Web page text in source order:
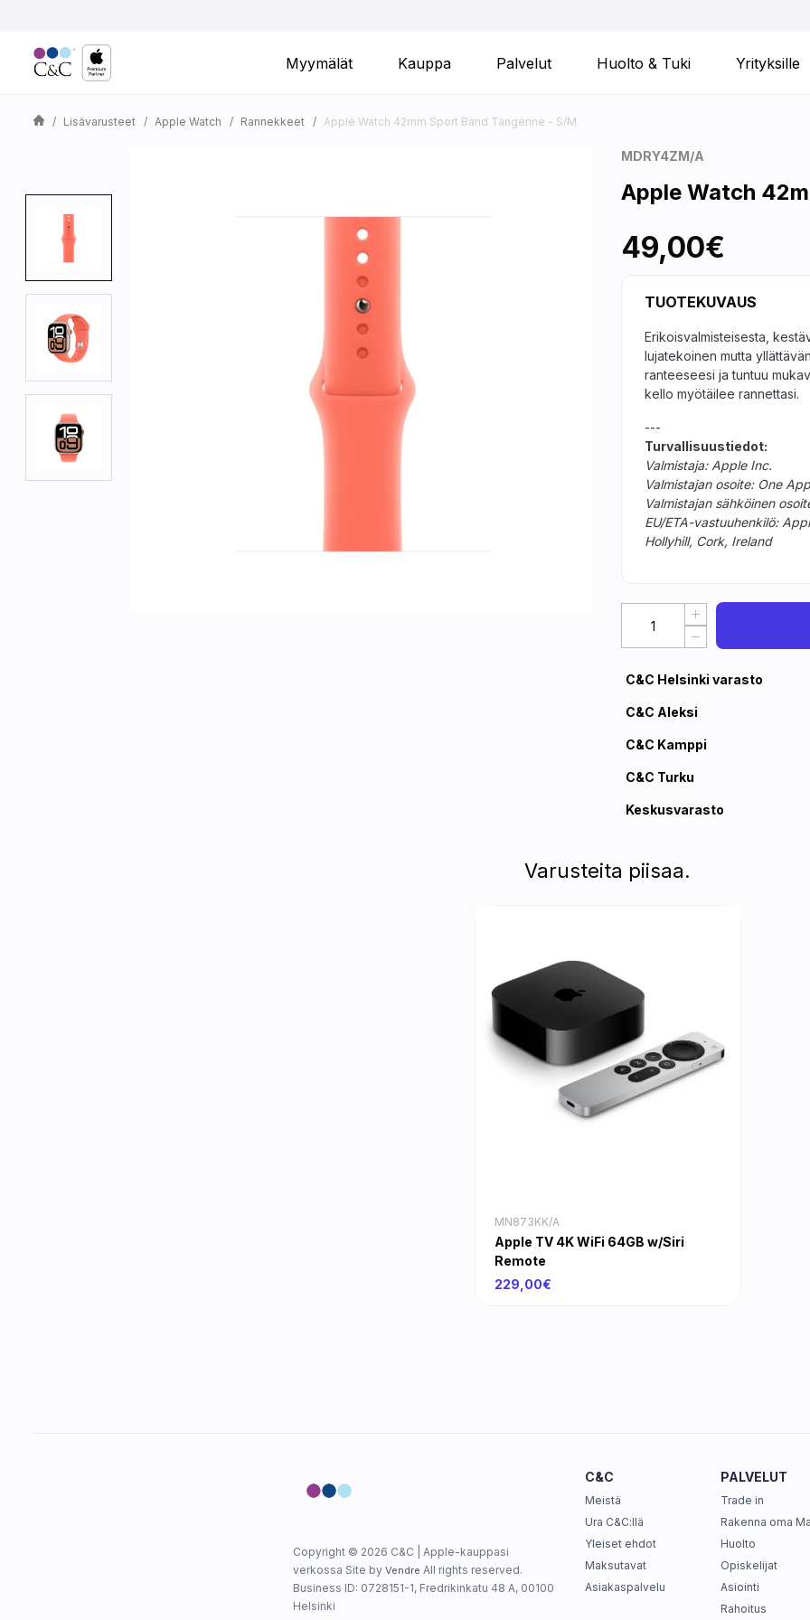
Myymälät Kauppa Palvelut Huolto & Tuki Yrityksille
Lisävarusteet Apple Watch Rannekkeet Apple Watch 42mm Sport Band Tangerine - S/M
MDRY4ZM/A
Apple Watch
49,00€
TUOTEKUVAUS
Erikoisvalmisteisesta,
lujatekoinen mutta
ranteeseesi ja tuntuu
kello myötäilee rannettasi.
---
Turvallisuustiedot:
Valmistaja: Apple Inc.
Valmistajan osoite: One
Valmistajan sähköinen
EU/ETA-vastuuhenkilö:
Hollyhill, Cork, Ireland
C&C Helsinki varasto
C&C Aleksi
C&C Kamppi
C&C Turku
Keskusvarasto
Varusteita piisaa.
MN873KK/A
Apple TV 4K WiFi 64GB w/Siri
Remote
229,00€
Copyright © 2026 C&C | Apple-kauppasi
verkossa Site by Vendre All rights reserved.
Business ID: 0728151-1, Fredrikinkatu 48 A, 00100
Helsinki
C&C
Meistä
Ura C&C:llä
Yleiset ehdot
Maksutavat
Asiakaspalvelu
PALVELUT
Trade in
Rakenna oma
Huolto
Opiskelijat
Asiointi
Rahoitus